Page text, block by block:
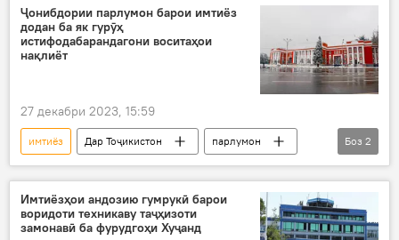
сармоя
Ҷонибдории парлумон барои имтиёз
додан ба як гурӯҳ
истифодабарандагони воситаҳои
нақлиёт
27 декабри 2023, 15:59
имтиёз Дар Тоҷикистон
парлумон
истифодабаранда
Нақлиёт
Боз 2
Имтиёзҳои андозию гумрукӣ барои
воридоти техникаву таҷҳизоти
замонавӣ ба фурудгоҳи Хуҷанд